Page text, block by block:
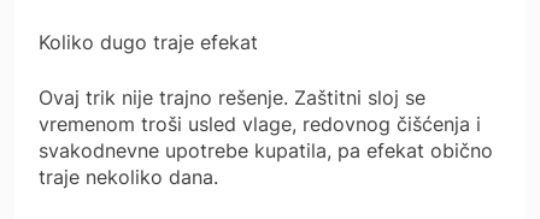
Koliko dugo traje efekat
Ovaj trik nije trajno rešenje. Zaštitni sloj se
vremenom troši usled vlage, redovnog čišćenja i
svakodnevne upotrebe kupatila, pa efekat obično
traje nekoliko dana.